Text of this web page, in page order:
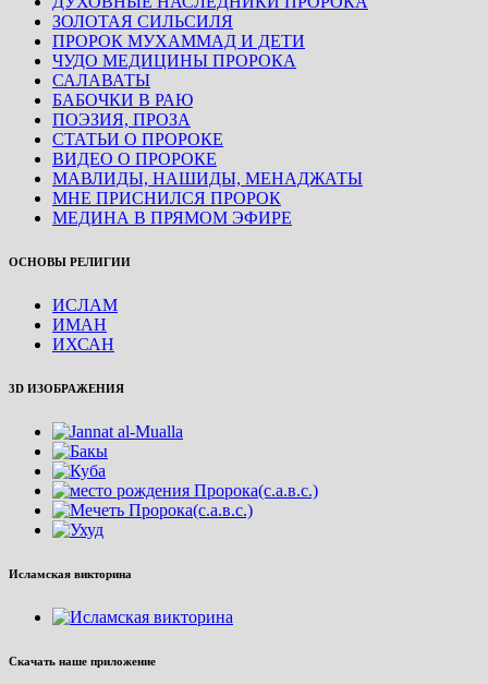
ЗОЛОТАЯ СИЛЬСИЛЯ
ПРОРОК МУХАММАД И ДЕТИ
ЧУДО МЕДИЦИНЫ ПРОРОКА
САЛАВАТЫ
БАБОЧКИ В РАЮ
ПОЭЗИЯ, ПРОЗА
СТАТЬИ О ПРОРОКЕ
ВИДЕО О ПРОРОКЕ
МАВЛИДЫ, НАШИДЫ, МЕНАДЖАТЫ
МНЕ ПРИСНИЛСЯ ПРОРОК
МЕДИНА В ПРЯМОМ ЭФИРЕ
ОСНОВЫ РЕЛИГИИ
ИСЛАМ
ИМАН
ИХСАН
3D ИЗОБРАЖЕНИЯ
Исламская викторина
Скачать наше приложение